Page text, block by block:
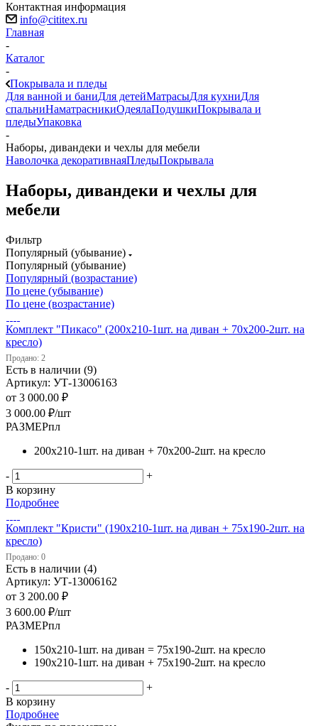
Контактная информация
info@cititex.ru
Главная
-
Каталог
-
Покрывала и пледы
Для ванной и баниДля детейМатрасыДля кухниДля
спальниНаматрасникиОдеялаПодушкиПокрывала и
пледыУпаковка
-
Наборы, дивандеки и чехлы для мебели
Наволочка декоративнаяПледыПокрывала
Наборы, дивандеки и чехлы для
мебели
Фильтр
Популярный (убывание)
Популярный (убывание)
Популярный (возрастание)
По цене (убывание)
По цене (возрастание)
Комплект "Пикасо" (200х210-1шт. на диван + 70х200-2шт. на
кресло)
Продано: 2
Есть в наличии (9)
Артикул: УТ-13006163
от 3 000.00 ₽
3 000.00 ₽/шт
РАЗМЕРпл
200х210-1шт. на диван + 70х200-2шт. на кресло
-
+
В корзину
Подробнее
Комплект "Кристи" (190х210-1шт. на диван + 75х190-2шт. на
кресло)
Продано: 0
Есть в наличии (4)
Артикул: УТ-13006162
от 3 200.00 ₽
3 600.00 ₽/шт
РАЗМЕРпл
150х210-1шт. на диван = 75х190-2шт. на кресло
190х210-1шт. на диван + 75х190-2шт. на кресло
-
+
В корзину
Подробнее